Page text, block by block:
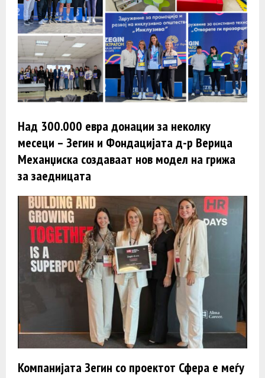
Над 300.000 евра донации за неколку
месеци – Зегин и Фондацијата д-р Верица
Механџиска создаваат нов модел на грижа
за заедницата
Компанијата Зегин со проектот Сфера е меѓу